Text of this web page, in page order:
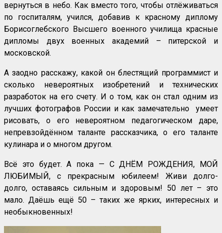
вернуться в небо. Как вместо того, чтобы отлёживаться
по госпиталям, учился, добавив к красному диплому
Борисоглебского Высшего военного училища красные
дипломы двух военных академий – питерской и
московской.
А заодно расскажу, какой он блестящий программист и
сколько невероятных изобретений и технических
разработок на его счету. И о том, как он стал одним из
лучших фотографов России и как замечательно умеет
рисовать, о его невероятном педагогическом даре,
непревзойдённом таланте рассказчика, о его таланте
кулинара и о многом другом.
Всё это будет. А пока — С ДНЁМ РОЖДЕНИЯ, МОЙ
ЛЮБИМЫЙ, с прекрасным юбилеем! Живи долго-
долго, оставаясь сильным и здоровым! 50 лет – это
мало. Даёшь ещё 50 – таких же ярких, интересных и
необыкновенных!